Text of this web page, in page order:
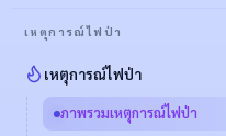
ภาพรวมปริมาณ PM2.5
สถิติจุดความร้อนพื้นที่ป่า
ภาพรวมปริมาณ PM2.5
สถิติด้านสุขภาพ
เหตุการณ์ไฟป่า
เหตุการณ์ไฟป่า
ภาพรวมเหตุการณ์ไฟป่า